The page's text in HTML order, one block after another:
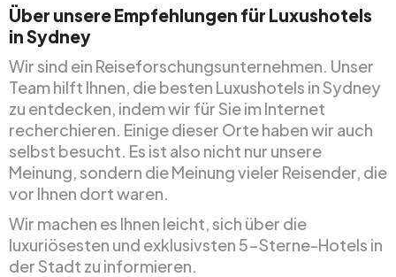
Über unsere Empfehlungen für Luxushotels
in Sydney
Wir sind ein Reiseforschungsunternehmen. Unser
Team hilft Ihnen, die besten Luxushotels in Sydney
zu entdecken, indem wir für Sie im Internet
recherchieren. Einige dieser Orte haben wir auch
selbst besucht. Es ist also nicht nur unsere
Meinung, sondern die Meinung vieler Reisender, die
vor Ihnen dort waren.
Wir machen es Ihnen leicht, sich über die
luxuriösesten und exklusivsten 5-Sterne-Hotels in
der Stadt zu informieren.